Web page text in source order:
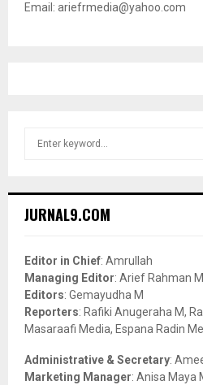
Email: ariefrmedia@yahoo.com
h
o
r
:
JURNAL9.COM
Editor in Chief: Amrullah
Managing Editor: Arief Rahman
Editors: Gemayudha M
Reporters: Rafiki Anugeraha M,
Masaraafi Media, Espana Radin
Administrative & Secretary:
Marketing Manager: Anisa Maya